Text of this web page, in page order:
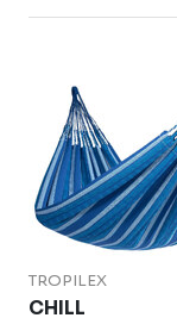
TROPILEX
CHILL